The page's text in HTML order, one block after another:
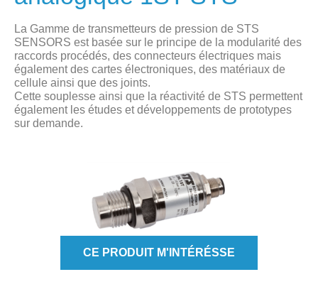
La Gamme de transmetteurs de pression de STS
SENSORS est basée sur le principe de la modularité des
raccords procédés, des connecteurs électriques mais
également des cartes électroniques, des matériaux de
cellule ainsi que des joints.
Cette souplesse ainsi que la réactivité de STS permettent
également les études et développements de prototypes
sur demande.
CE PRODUIT M'INTÉRÉSSE